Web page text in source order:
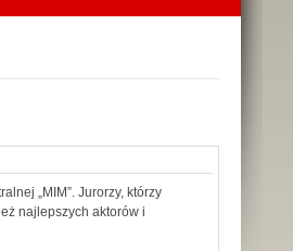
„MIM”. Jurorzy, którzy
najlepszych aktorów i